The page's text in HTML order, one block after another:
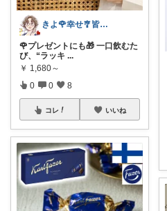
きよ🌹幸せ🎐皆様のお心遣いに感謝💖
🌹プレゼントにも🎁 一口飲むた
び、“ラッキ ...
￥ 1,680～
0 0 8
コレ いいね